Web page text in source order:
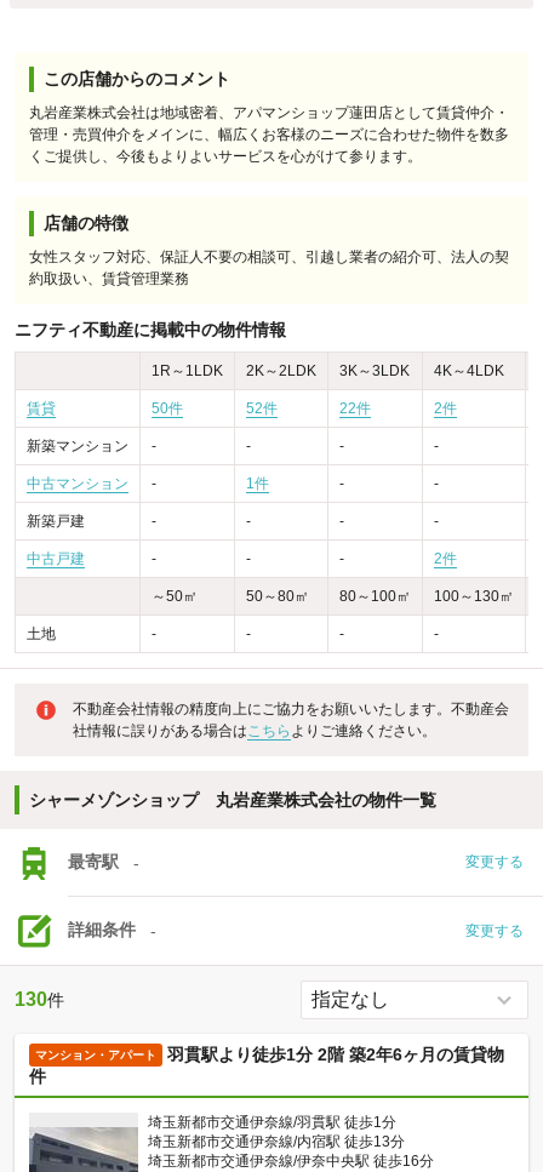
この店舗からのコメント
丸岩産業株式会社は地域密着、アパマンショップ蓮田店として賃貸仲介・
管理・売買仲介をメインに、幅広くお客様のニーズに合わせた物件を数多
くご提供し、今後もよりよいサービスを心がけて参ります。
店舗の特徴
女性スタッフ対応、保証人不要の相談可、引越し業者の紹介可、法人の契
約取扱い、賃貸管理業務
ニフティ不動産に掲載中の物件情報
1R～1LDK 2K～2LDK 3K～3LDK 4K～4LDK
賃貸 50件 52件 22件 2件
新築マンション - - - -
中古マンション - 1件 - -
新築戸建 - - - -
中古戸建 - - - 2件
～50㎡ 50～80㎡ 80～100㎡ 100～130㎡
土地 - - - -
不動産会社情報の精度向上にご協力をお願いいたします。不動産会
社情報に誤りがある場合はこちら よりご連絡ください。
シャーメゾンショップ 丸岩産業株式会社の物件一覧
最寄駅 - 変更する
詳細条件 - 変更する
130件
マンション・アパート
羽貫駅より徒歩1分 2階 築2年6ヶ月の賃貸物
件
埼玉新都市交通伊奈線/羽貫駅 徒歩1分
埼玉新都市交通伊奈線/内宿駅 徒歩13分
埼玉新都市交通伊奈線/伊奈中央駅 徒歩16分